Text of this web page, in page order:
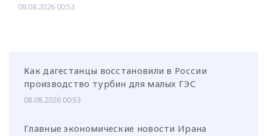
08.08.2026 00:53
Как дагестанцы восстановили в России
производство турбин для малых ГЭС
08.08.2026 00:53
Главные экономические новости Ирана